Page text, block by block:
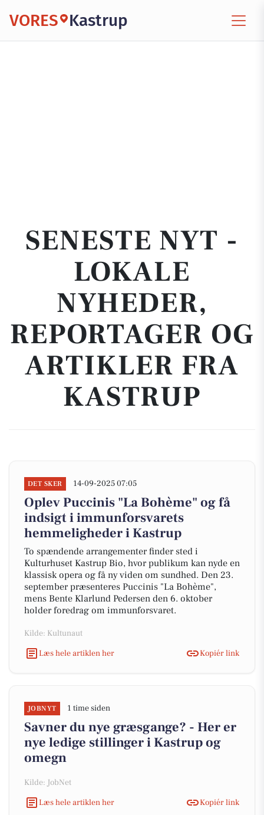
VORES Kastrup
SENESTE NYT -
LOKALE
NYHEDER,
REPORTAGER OG
ARTIKLER FRA
KASTRUP
DET SKER 14-09-2025 07:05
Oplev Puccinis "La Bohème" og få
indsigt i immunforsvarets
hemmeligheder i Kastrup
To spændende arrangementer finder sted i
Kulturhuset Kastrup Bio, hvor publikum kan nyde en
klassisk opera og få ny viden om sundhed. Den 23.
september præsenteres Puccinis "La Bohème",
mens Bente Klarlund Pedersen den 6. oktober
holder foredrag om immunforsvaret.
Kilde: Kultunaut
Læs hele artiklen her
Kopiér link
JOBNYT 1 time siden
Savner du nye græsgange? - Her er
nye ledige stillinger i Kastrup og
omegn
Kilde: JobNet
Læs hele artiklen her
Kopiér link